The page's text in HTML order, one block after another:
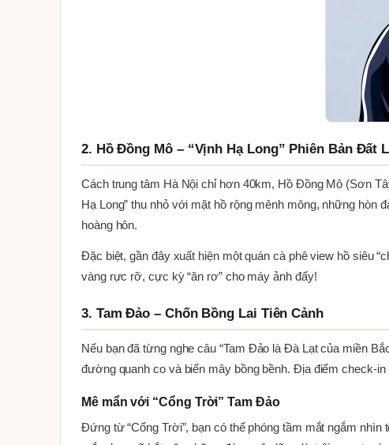
2. Hồ Đồng Mô – “Vịnh Hạ Long” Phiên Bản Đất
Cách trung tâm Hà Nội chỉ hơn 40km, Hồ Đồng Mô (Sơn
Hạ Long” thu nhỏ với mặt hồ rộng mênh mông, những hòn
hoàng hôn.
Đặc biệt, gần đây xuất hiện một quán cà phê view hồ siêu
vàng rực rỡ, cực kỳ “ăn rơ” cho máy ảnh đấy!
3. Tam Đảo – Chốn Bồng Lai Tiên Cảnh
Nếu bạn đã từng nghe câu “Tam Đảo là Đà Lạt của miền
đường quanh co và biển mây bồng bềnh. Địa điểm check-in
Mê mẩn với “Cổng Trời” Tam Đảo
Đứng từ “Cổng Trời”, bạn có thể phóng tầm mắt ngắm